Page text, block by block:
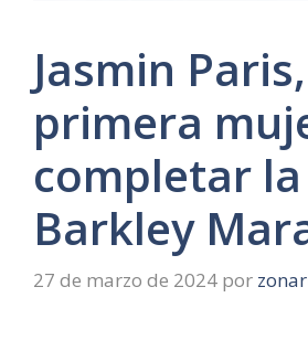
Jasmin
primera
completar la
Barkley
27 de marzo de 2024 por